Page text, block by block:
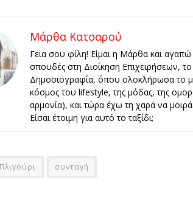
Μάρθα Κατσαρού
Γεια σου φίλη! Είμαι η Μάρθα και
σπουδές στη Διοίκηση Επιχειρήσεων,
Δημοσιογραφία, όπου ολοκλήρωσα το
κόσμος του lifestyle, της μόδας, της
αρμονία), και τώρα έχω τη χαρά να
Είσαι έτοιμη για αυτό το ταξίδι;
συνταγή